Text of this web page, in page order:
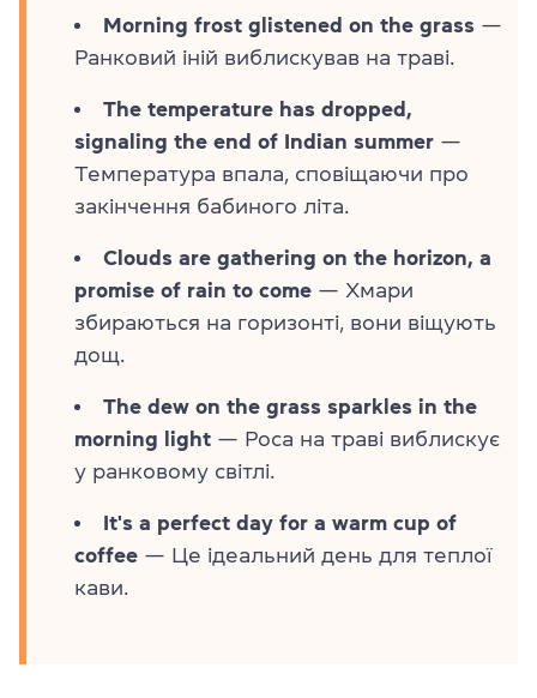
Morning frost glistened on the grass —
Ранковий іній виблискував на траві.
The temperature has dropped,
signaling the end of Indian summer —
Температура впала, сповіщаючи про
закінчення бабиного літа.
Clouds are gathering on the horizon, a
promise of rain to come — Хмари
збираються на горизонті, вони віщують
дощ.
The dew on the grass sparkles in the
morning light — Роса на траві виблискує
у ранковому світлі.
It's a perfect day for a warm cup of
coffee — Це ідеальний день для теплої
кави.